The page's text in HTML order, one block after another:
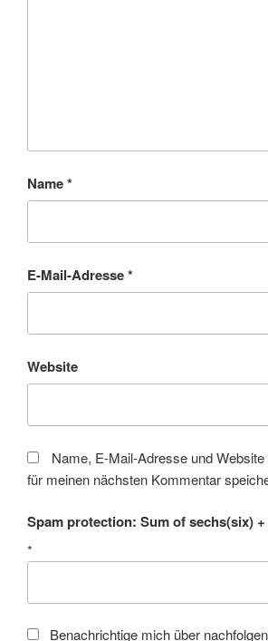
Name*
E-Mail-Adresse*
Website
Name, E-Mail-Adresse und
für meinen nächsten Kommentar
Spam protection: Sum of sechs(six)
*
Benachrichtige mich über